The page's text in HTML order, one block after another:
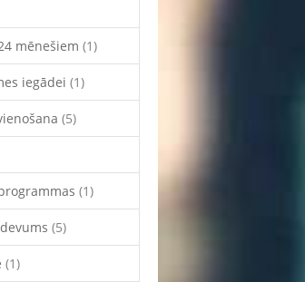
mēnešiem (1)
iegādei (1)
(5)
(1)
(5)
(1)